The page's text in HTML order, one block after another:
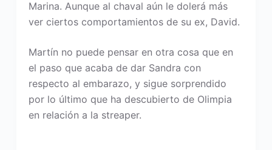
Marina. Aunque al chaval aún le dolerá más
ver ciertos comportamientos de su ex, David.
Martín no puede pensar en otra cosa que en
el paso que acaba de dar Sandra con
respecto al embarazo, y sigue sorprendido
por lo último que ha descubierto de Olimpia
en relación a la streaper.